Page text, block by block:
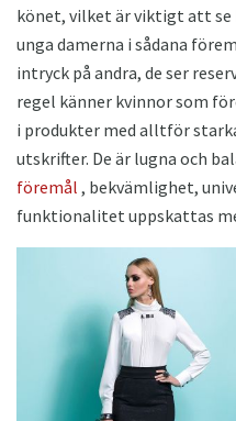
könet, vilket är viktigt att se
unga damerna i sådana
intryck på andra, de ser
regel känner kvinnor som
i produkter med alltför
utskrifter. De är lugna och
föremål , bekvämlighet,
funktionalitet uppskattas